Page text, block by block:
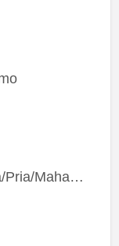
Kost Cowok/Putra/Pria/Mahasiswa/Karyawan SIngle eksklusif bangunan baru